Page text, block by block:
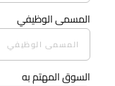
المسمى الوظيفي
السوق المهتم به